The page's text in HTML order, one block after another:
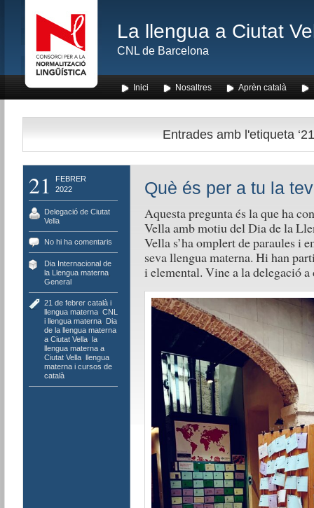
La llengua a Ciutat
CNL de Barcelona
Inici Nosaltres Aprèn català
Entrades amb l'etiqueta
21
FEBRER
2022
Delegació de Ciutat
Vella
No hi ha comentaris
Dia Internacional de
la Llengua materna,
General
21 de febrer català i
llengua materna, CNL
i llengua materna, Dia
de la llengua materna
a Ciutat Vella, la
llengua materna a
Ciutat Vella, llengua
materna i cursos de
català
Què és per a tu la
Aquesta pregunta és la que ha
Vella amb motiu del Dia de la
Vella s’ha omplert de paraules i
seva llengua materna. Hi han
i elemental. Vine a la delegació